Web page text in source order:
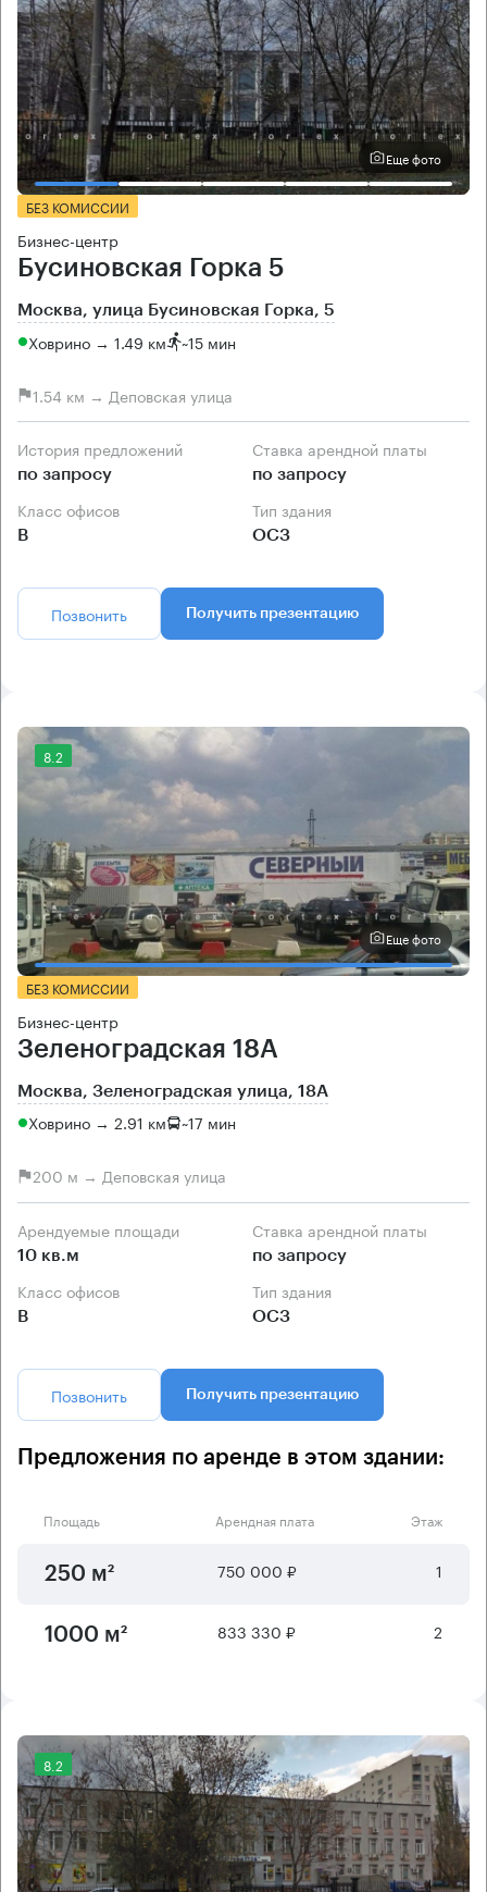
Еще фото
БЕЗ КОМИССИИ
Бизнес-центр
Бусиновская Горка 5
Москва, улица Бусиновская Горка, 5
Ховрино → 1.49 км ~15 мин
1.54 км → Деповская улица
История предложений
по запросу
Ставка арендной платы
по запросу
Класс офисов
B
Тип здания
ОСЗ
Позвонить Получить презентацию
8.2
Еще фото
БЕЗ КОМИССИИ
Бизнес-центр
Зеленоградская 18А
Москва, Зеленоградская улица, 18А
Ховрино → 2.91 км ~17 мин
200 м → Деповская улица
Арендуемые площади
10 кв.м
Ставка арендной платы
по запросу
Класс офисов
B
Тип здания
ОСЗ
Позвонить Получить презентацию
Предложения по аренде в этом здании:
Площадь Арендная плата Этаж
250 м² 750 000 ₽ 1
1000 м² 833 330 ₽ 2
8.2